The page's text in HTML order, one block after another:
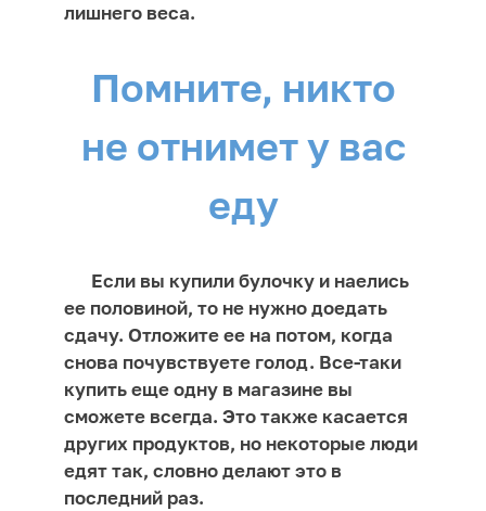
лишнего веса.
Помните, никто
не отнимет у вас
еду
Если вы купили булочку и наелись
ее половиной, то не нужно доедать
сдачу. Отложите ее на потом, когда
снова почувствуете голод. Все-таки
купить еще одну в магазине вы
сможете всегда. Это также касается
других продуктов, но некоторые люди
едят так, словно делают это в
последний раз.